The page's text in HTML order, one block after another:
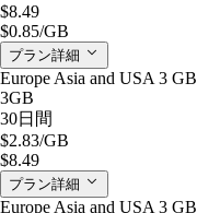
$8.49
$0.85/GB
プラン詳細
Europe Asia and USA 3 GB
3GB
30日間
$2.83/GB
$8.49
プラン詳細
Europe Asia and USA 3 GB